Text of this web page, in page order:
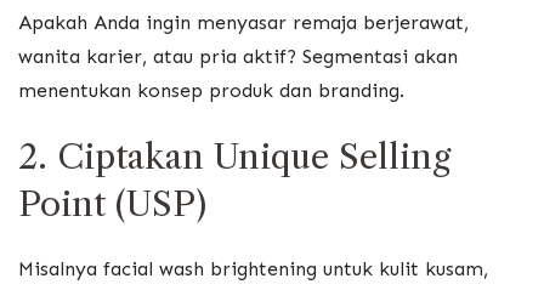
Apakah Anda ingin menyasar remaja berjerawat,
wanita karier, atau pria aktif? Segmentasi akan
menentukan konsep produk dan branding.
2. Ciptakan Unique Selling
Point (USP)
Misalnya facial wash brightening untuk kulit kusam,